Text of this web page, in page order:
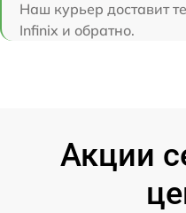
Наш курьер доставит
Infinix и обратно.
Акции